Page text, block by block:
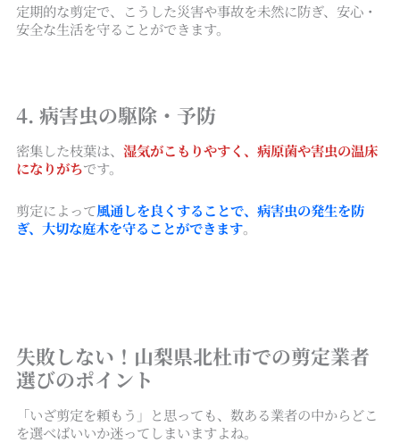
定期的な剪定で、こうした災害や事故を未然に防ぎ、安心・
安全な生活を守ることができます。
4. 病害虫の駆除・予防
密集した枝葉は、 湿気がこもりやすく、病原菌や害虫の温床
になりがちです。
剪定によって風通しを良くすることで、病害虫の発生を防
ぎ、大切な庭木を守ることができます。
失敗しない！山梨県北杜市での剪定業者
選びのポイント
「いざ剪定を頼もう」と思っても、数ある業者の中からどこ
を選べばいいか迷ってしまいますよね。